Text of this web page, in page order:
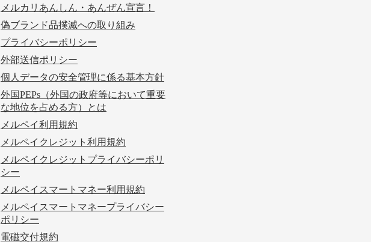
メルカリあんしん・あんぜん宣言！
偽ブランド品撲滅への取り組み
プライバシーポリシー
外部送信ポリシー
個人データの安全管理に係る基本方針
外国PEPs（外国の政府等において重要
な地位を占める方）とは
メルペイ利用規約
メルペイクレジット利用規約
メルペイクレジットプライバシーポリ
シー
メルペイスマートマネー利用規約
メルペイスマートマネープライバシー
ポリシー
電磁交付規約